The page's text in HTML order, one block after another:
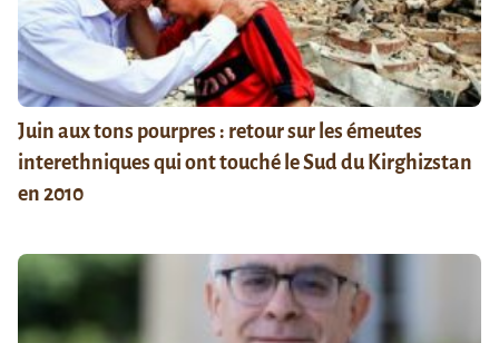
Juin aux tons pourpres : retour sur les émeutes
interethniques qui ont touché le Sud du Kirghizstan
en 2010